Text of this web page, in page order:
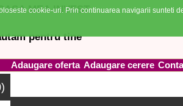
MEA INVEST
pentru tine
Adaugare oferta Adaugare cerere
cookie-uri. Prin continuarea navigarii sunteti